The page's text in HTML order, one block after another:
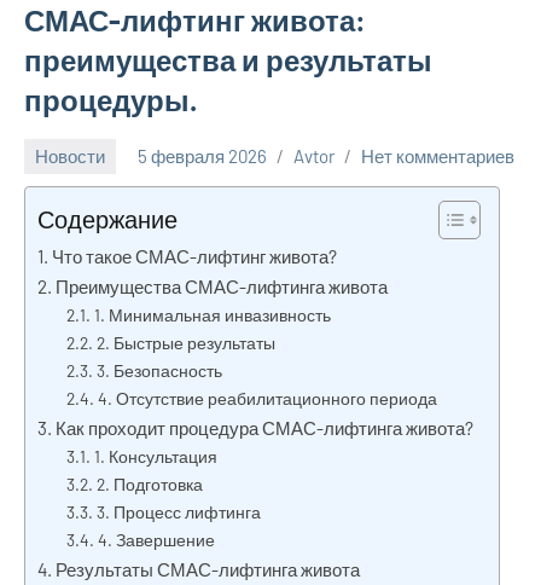
СМАС-лифтинг живота:
преимущества и результаты
процедуры.
Новости 5 февраля 2026 Avtor Нет комментариев
Содержание
Что такое СМАС-лифтинг живота?
Преимущества СМАС-лифтинга живота
1. Минимальная инвазивность
2. Быстрые результаты
3. Безопасность
4. Отсутствие реабилитационного периода
Как проходит процедура СМАС-лифтинга живота?
1. Консультация
2. Подготовка
3. Процесс лифтинга
4. Завершение
Результаты СМАС-лифтинга живота